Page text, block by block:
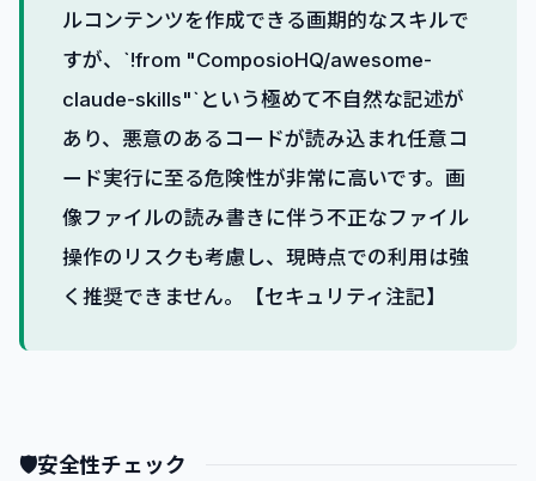
ルコンテンツを作成できる画期的なスキルで
すが、`!from "ComposioHQ/awesome-
claude-skills"`という極めて不自然な記述が
あり、悪意のあるコードが読み込まれ任意コ
ード実行に至る危険性が非常に高いです。画
像ファイルの読み書きに伴う不正なファイル
操作のリスクも考慮し、現時点での利用は強
く推奨できません。【セキュリティ注記】
🛡安全性チェック